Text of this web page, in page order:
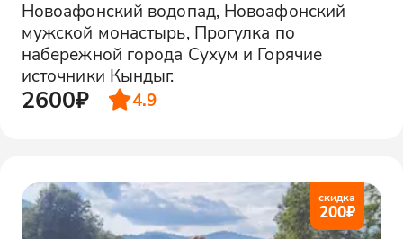
Новоафонский водопад, Новоафонский
мужской монастырь, Прогулка по
набережной города Сухум и Горячие
источники Кындыг.
2600₽ 4.9
скидка
200₽